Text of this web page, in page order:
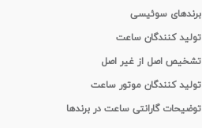
برندهای سوئیسی
تولید کنندگان ساعت
تشخیص اصل از غیر اصل
تولید کنندگان موتور ساعت
توضیحات گارانتی ساعت در برندها